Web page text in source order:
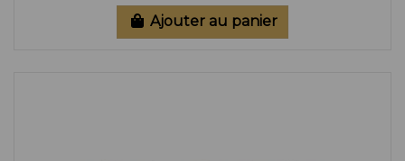
Ajouter au panier